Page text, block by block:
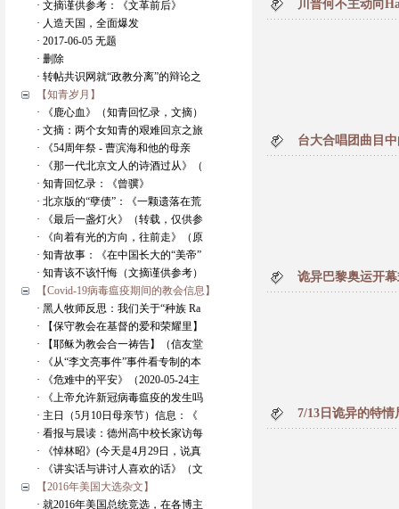
· 文摘谨供参考：《文革前后》
· 人造天国，全面爆发
· 2017-06-05 无题
· 删除
· 转帖共识网就“政教分离”的辩论之
【知青岁月】
· 《鹿心血》（知青回忆录，文摘）
· 文摘：两个女知青的艰难回京之旅
· 《54周年祭 - 曹滨海和他的母亲
· 《那一代北京文人的诗酒过从》（
· 知青回忆录：《曾骥》
· 北京版的“孽债”：《一颗遗落在荒
· 《最后一盏灯火》（转载，仅供参
· 《向着有光的方向，往前走》（原
· 知青故事：《在中国长大的“美帝”
· 知青该不该忏悔（文摘谨供参考）
【Covid-19病毒瘟疫期间的教会信息】
· 黑人牧师反思：我们关于“种族 Ra
· 【保守教会在基督的爱和荣耀里】
· 【耶稣为教会合一祷告】（信友堂
· 《从“李文亮事件”事件看专制的本
· 《危难中的平安》（2020-05-24主
· 《上帝允许新冠病毒瘟疫的发生吗
· 主日（5月10日母亲节）信息：《
· 看报与晨读：德州高中校长家访每
· 《悼林昭》(今天是4月29日，说真
· 《讲实话与讲讨人喜欢的话》（文
【2016年美国大选杂文】
· 就2016年美国总统竞选，在各博主
川普何不主动向
台大合唱团曲目
诡异巴黎奥运开
7/13日诡异的特情